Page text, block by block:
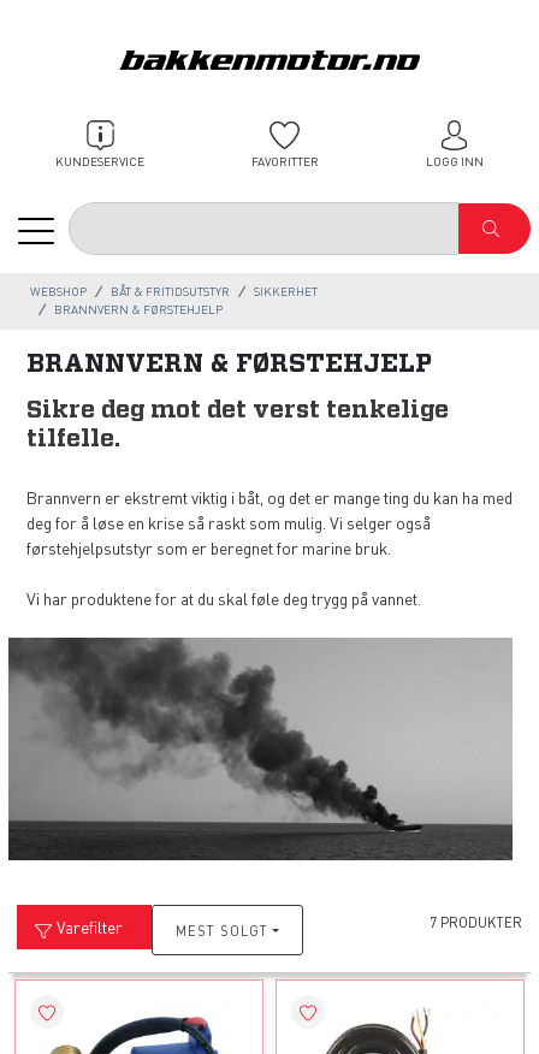
KUNDESERVICE FAVORITTER LOGG INN
WEBSHOP BÅT & FRITIDSUTSTYR
SIKKERHET
BRANNVERN & FØRSTEHJELP
BRANNVERN & FØRSTEHJELP
Sikre deg mot det verst tenkelige
tilfelle.
Brannvern er ekstremt viktig i båt, og det er mange ting du kan ha med
deg for å løse en krise så raskt som mulig. Vi selger også
førstehjelpsutstyr som er beregnet for marine bruk.
Vi har produktene for at du skal føle deg trygg på vannet.
Varefilter MEST SOLGT 7 PRODUKTER